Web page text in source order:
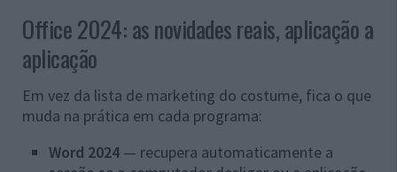
Office 2024: as novidades reais, aplicação a
aplicação
Em vez da lista de marketing do costume, fica o que
muda na prática em cada programa:
Word 2024 — recupera automaticamente a